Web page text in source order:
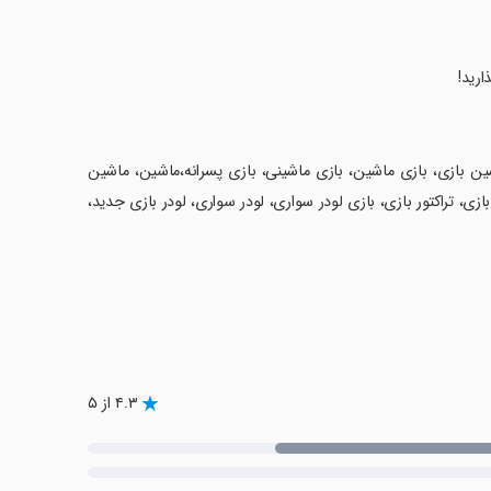
بازی، بازی ماشین، بازی ماشینی، بازی پسرانه،ماشین، ماشین
تراکتور بازی، بازی لودر سواری، لودر سواری، لودر بازی جدید،
۴.۳ از ۵